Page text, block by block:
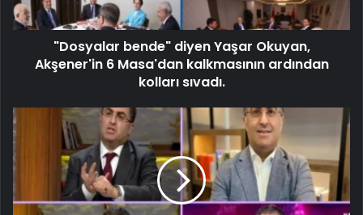
"Dosyalar bende" diyen Yaşar Okuyan,
Akşener'in 6 Masa'dan kalkmasının ardından
kolları sıvadı.